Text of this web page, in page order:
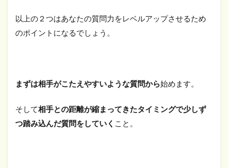
以上の２つはあなたの質問力をレベルアップさせるため
のポイントになるでしょう。
まずは相手がこたえやすいような質問から始めます。
そして相手との距離が縮まってきたタイミングで少しず
つ踏み込んだ質問をしていく こと。